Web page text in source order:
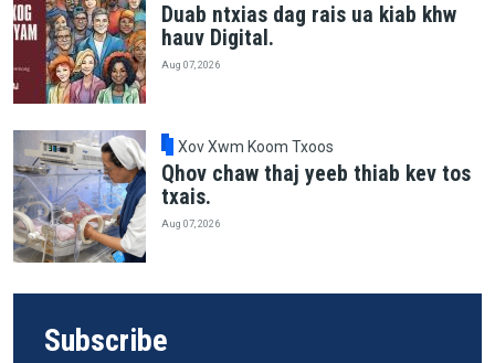
Duab ntxias dag rais ua kiab khw
hauv Digital.
Aug 07, 2026
Xov Xwm Koom Txoos
Qhov chaw thaj yeeb thiab kev tos
txais.
Aug 07, 2026
Subscribe